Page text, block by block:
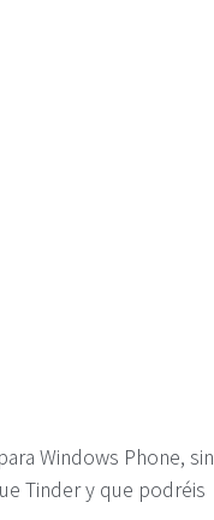
Windows Phone, sin
Tinder y que podréis